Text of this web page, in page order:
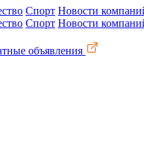
Спорт Новости
Спорт Новости
объявления